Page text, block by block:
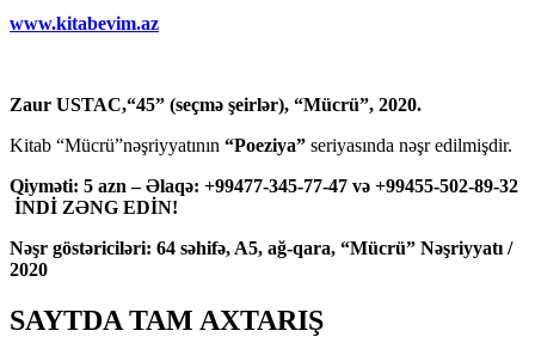
www.kitabevim.az
Zaur USTAC,“45” (seçmə şeirlər), “Mücrü”, 2020.
Kitab “Mücrü”nəşriyyatının “Poeziya” seriyasında nəşr edilmişdir.
Qiyməti: 5 azn – Əlaqə: +99477-345-77-47 və +99455-502-89-32
İNDİ ZƏNG EDİN!
Nəşr göstəriciləri: 64 səhifə, A5, ağ-qara, “Mücrü” Nəşriyyatı /
2020
SAYTDA TAM AXTARIŞ